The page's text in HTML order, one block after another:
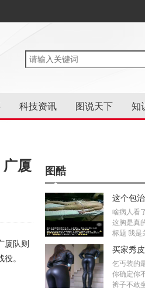
科技资讯 图说天下 知
广厦
厦队则
。
图酷
这个包
啥病人看
这胸是真
标题 我是
买家秀
乞丐装的
你确定你
裤子不敢